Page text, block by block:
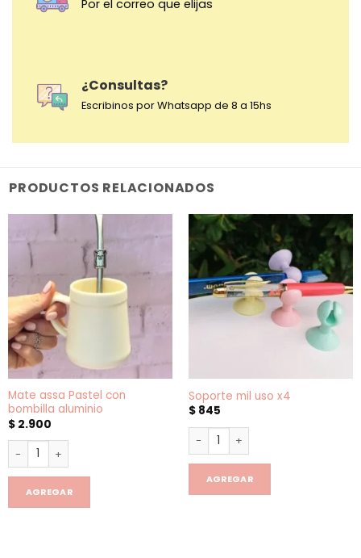
Por el correo que elijas
¿Consultas?
Escribinos por Whatsapp de 8 a 15hs
PRODUCTOS RELACIONADOS
Mate assa Pastel con
bombilla aluminio
$2.900
Mate assa Pastel con bombilla aluminio cantidad
AGREGAR
Soporte mil uso x4
$845
Soporte mil uso x4 cantidad
AGREGAR